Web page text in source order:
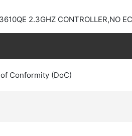
2.3GHZ CONTROLLER,NO
Conformity (DoC)